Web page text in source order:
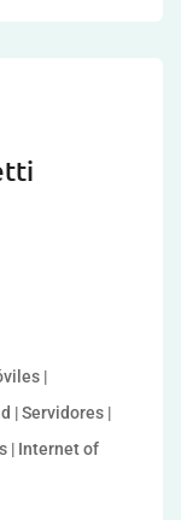
|
| Servidores |
| Internet of